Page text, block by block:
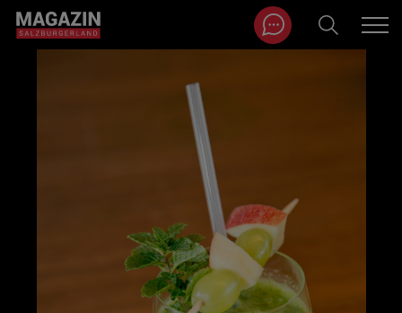
BEITRÄGE IN MEINER NÄHE
Magazin durchsuchen...